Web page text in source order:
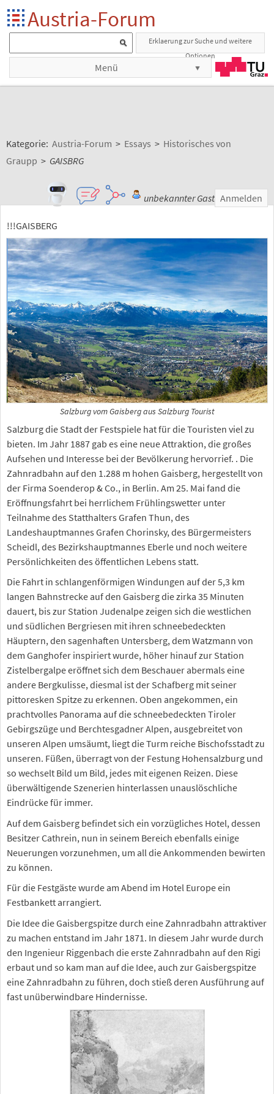
Austria-Forum
Erklaerung zur Suche und weitere
Optionen
Menü
Kategorie: Austria-Forum > Essays > Historisches von
Graupp > GAISBRG
unbekannter Gast Anmelden
!!!GAISBERG
Salzburg vom Gaisberg aus Salzburg Tourist
Salzburg die Stadt der Festspiele hat für die Touristen viel zu
bieten. Im Jahr 1887 gab es eine neue Attraktion, die großes
Aufsehen und Interesse bei der Bevölkerung hervorrief. . Die
Zahnradbahn auf den 1.288 m hohen Gaisberg, hergestellt von
der Firma Soenderop & Co., in Berlin. Am 25. Mai fand die
Eröffnungsfahrt bei herrlichem Frühlingswetter unter
Teilnahme des Statthalters Grafen Thun, des
Landeshauptmannes Grafen Chorinsky, des Bürgermeisters
Scheidl, des Bezirkshauptmannes Eberle und noch weitere
Persönlichkeiten des öffentlichen Lebens statt.
Die Fahrt in schlangenförmigen Windungen auf der 5,3 km
langen Bahnstrecke auf den Gaisberg die zirka 35 Minuten
dauert, bis zur Station Judenalpe zeigen sich die westlichen
und südlichen Bergriesen mit ihren schneebedeckten
Häuptern, den sagenhaften Untersberg, dem Watzmann von
dem Ganghofer inspiriert wurde, höher hinauf zur Station
Zistelbergalpe eröffnet sich dem Beschauer abermals eine
andere Bergkulisse, diesmal ist der Schafberg mit seiner
pittoresken Spitze zu erkennen. Oben angekommen, ein
prachtvolles Panorama auf die schneebedeckten Tiroler
Gebirgszüge und Berchtesgadner Alpen, ausgebreitet von
unseren Alpen umsäumt, liegt die Turm reiche Bischofsstadt zu
unseren. Füßen, überragt von der Festung Hohensalzburg und
so wechselt Bild um Bild, jedes mit eigenen Reizen. Diese
überwältigende Szenerien hinterlassen unauslöschliche
Eindrücke für immer.
Auf dem Gaisberg befindet sich ein vorzügliches Hotel, dessen
Besitzer Cathrein, nun in seinem Bereich ebenfalls einige
Neuerungen vorzunehmen, um all die Ankommenden bewirten
zu können.
Für die Festgäste wurde am Abend im Hotel Europe ein
Festbankett arrangiert.
Die Idee die Gaisbergspitze durch eine Zahnradbahn attraktiver
zu machen entstand im Jahr 1871. In diesem Jahr wurde durch
den Ingenieur Riggenbach die erste Zahnradbahn auf den Rigi
erbaut und so kam man auf die Idee, auch zur Gaisbergspitze
eine Zahnradbahn zu führen, doch stieß deren Ausführung auf
fast unüberwindbare Hindernisse.